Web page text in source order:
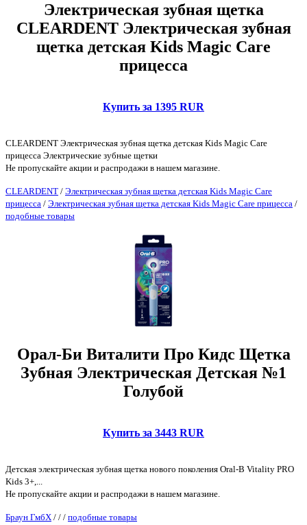
Электрическая зубная щетка
CLEARDENT Электрическая зубная
щетка детская Kids Magic Care
прицесса
Купить за 1395 RUR
CLEARDENT Электрическая зубная щетка детская Kids Magic Care
прицесса Электрические зубные щетки
Не пропускайте акции и распродажи в нашем магазине.
CLEARDENT / Электрическая зубная щетка детская Kids Magic Care
прицесса / Электрическая зубная щетка детская Kids Magic Care прицесса /
подобные товары
Орал-Би Виталити Про Кидс Щетка
Зубная Электрическая Детская №1
Голубой
Купить за 3443 RUR
Детская электрическая зубная щетка нового поколения Oral-B Vitality PRO
Kids 3+,...
Не пропускайте акции и распродажи в нашем магазине.
Браун ГмбХ / / / подобные товары